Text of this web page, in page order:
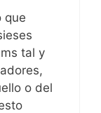
que
tal y
o del